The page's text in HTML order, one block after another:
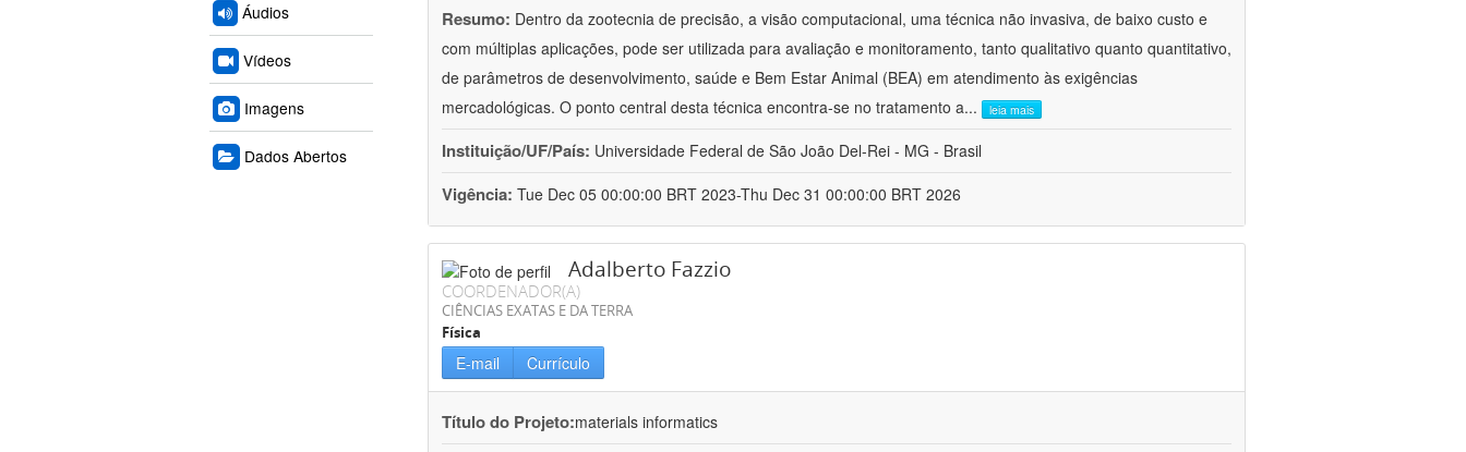
Áudios
Vídeos
Imagens
Dados Abertos
Resumo: Dentro da zootecnia de precisão, a visão computacional, uma técnica não invasiva, de baixo custo e
com múltiplas aplicações, pode ser utilizada para avaliação e monitoramento, tanto qualitativo quanto quantitativo,
de parâmetros de desenvolvimento, saúde e Bem Estar Animal (BEA) em atendimento às exigências
mercadológicas. O ponto central desta técnica encontra-se no tratamento a... leia mais
Instituição/UF/País: Universidade Federal de São João Del-Rei - MG - Brasil
Vigência: Tue Dec 05 00:00:00 BRT 2023-Thu Dec 31 00:00:00 BRT 2026
Adalberto Fazzio
COORDENADOR(A)
CIÊNCIAS EXATAS E DA TERRA
Física
E-mail Currículo
Título do Projeto:materials informatics